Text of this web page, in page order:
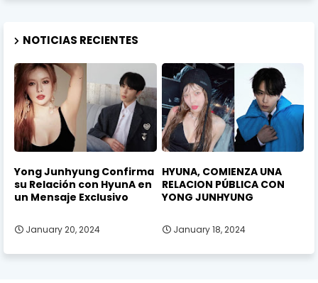
NOTICIAS RECIENTES
Yong Junhyung Confirma
su Relación con HyunA en
un Mensaje Exclusivo
January 20, 2024
HYUNA, COMIENZA UNA
RELACION PÚBLICA CON
YONG JUNHYUNG
January 18, 2024